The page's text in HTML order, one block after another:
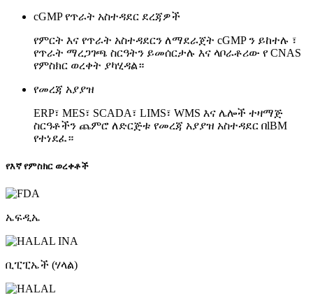
cGMP የጥራት አስተዳደር ደረጃዎች
የምርት እና የጥራት አስተዳደርን ለማደራጀት cGMP ን ይከተሉ ፣
የጥራት ማረጋገጫ ስርዓትን ይመሰርታሉ እና ላቦራቶሪው የ CNAS
የምስክር ወረቀት ያካሂዳል።
የመረጃ አያያዝ
ERP፣ MES፣ SCADA፣ LIMS፣ WMS እና ሌሎች ተዛማጅ
ስርዓቶችን ጨምሮ ለድርጅቱ የመረጃ አያያዝ አስተዳደር በlBM
የተነደፈ።
የእኛ የምስክር ወረቀቶች
ኤፍዲኤ
ቢፒፒኤች (ሃላል)